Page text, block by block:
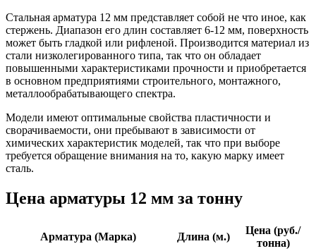
Стальная арматура 12 мм представляет собой не что иное, как
стержень. Диапазон его длин составляет 6-12 мм, поверхность
может быть гладкой или рифленой. Производится материал из
стали низколегированного типа, так что он обладает
повышенными характеристиками прочности и приобретается
в основном предприятиями строительного, монтажного,
металлообрабатывающего спектра.
Модели имеют оптимальные свойства пластичности и
сворачиваемости, они пребывают в зависимости от
химических характеристик моделей, так что при выборе
требуется обращение внимания на то, какую марку имеет
сталь.
Цена арматуры 12 мм за тонну
Арматура (Марка) Длина (м.)
Цена (руб./
тонна)